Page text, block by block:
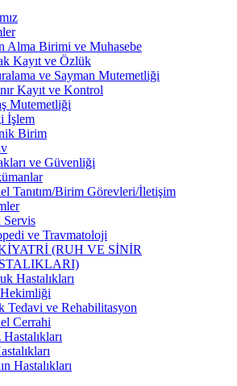
Alma Birimi ve Muhasebe
Kayıt ve Özlük
ve Sayman Mutemetliği
Kayıt ve Kontrol
Mutemetliği
İşlem
Birim
ve Güvenliği
Tanıtım/Birim Görevleri/İletişim
ve Travmatoloji
(RUH VE SİNİR
Hastalıkları
Tedavi ve Rehabilitasyon
Cerrahi
Hastalıkları